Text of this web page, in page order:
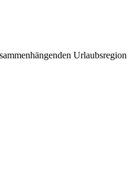
Urlaubsregion